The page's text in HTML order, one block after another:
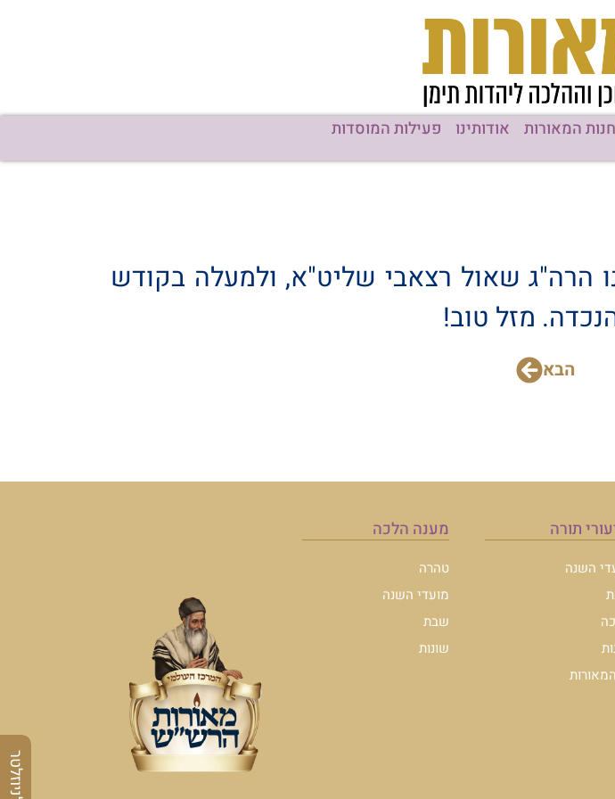
חנות המאורות אודותינו פעילות המוסדות
הרה"ג שאול רצאבי שליט"א, ולמעלה בקודש
מזל טוב!
הבא
תורה
השנה
מענה הלכה
טהרה
מועדי השנה
שבת
שונות